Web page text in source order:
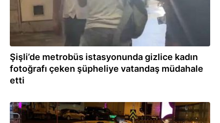
Şişli’de metrobüs istasyonunda gizlice kadın
fotoğrafı çeken şüpheliye vatandaş müdahale
etti
16.06.2026